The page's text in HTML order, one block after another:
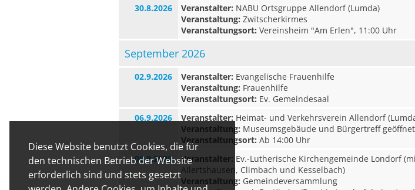
Diese Website benutzt Cookies, die für
den technischen Betrieb der Website
erforderlich sind und stets gesetzt
30.8.2026
Veranstalter: NABU Ortsgruppe Allendorf (Lumda)
Veranstaltung: Zwitscherkirmes
Veranstaltungsort: Vereinsheim "Am Erlen", 11:00 Uhr
September 2026
02.9.2026 Veranstalter: Evangelische Frauenhilfe
Veranstaltung: Frauenhilfe
Veranstaltungsort: Ev. Gemeindesaal
06.9.2026
Veranstalter: Heimat- und Verkehrsverein Allendorf
Veranstaltung: Museumsgebäude und Bürgertreff geöffnet
Veranstaltungsort: Ab 14:00 Uhr
06.9.2026
Veranstalter: Ev.-Lutherische Kirchengemeinde Londorf
Allertshausen, Climbach und Kesselbach)
Veranstaltung: Gemeindeversammlung